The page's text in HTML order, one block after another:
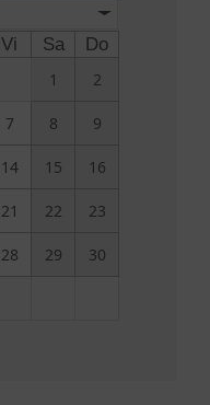
Vi Sa
Do
1
2
7 8 9
14 15 16
21 22 23
28 29 30